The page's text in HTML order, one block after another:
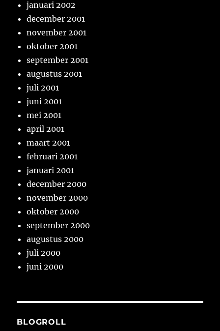
januari 2002
december 2001
november 2001
oktober 2001
september 2001
augustus 2001
juli 2001
juni 2001
mei 2001
april 2001
maart 2001
februari 2001
januari 2001
december 2000
november 2000
oktober 2000
september 2000
augustus 2000
juli 2000
juni 2000
BLOGROLL